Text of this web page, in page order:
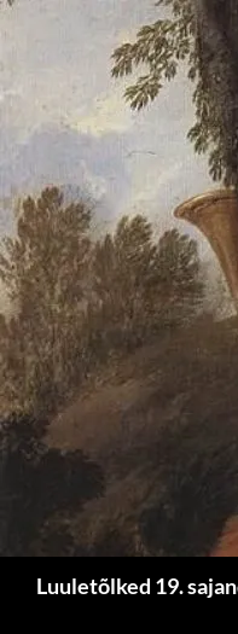
Luuletõlked 19.